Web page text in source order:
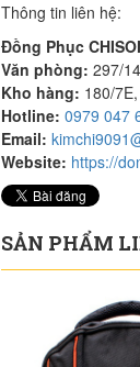
Thông tin liên hệ:
Đồng Phục
Văn phòng: 297/
Kho hàng: 180/
Hotline: 0979 047
Email:
Website: https://
SẢN PHẨM